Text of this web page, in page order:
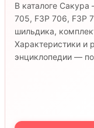
В каталоге
705, F3P 706, F3P
шильдика,
Характеристики и
энциклопедии —